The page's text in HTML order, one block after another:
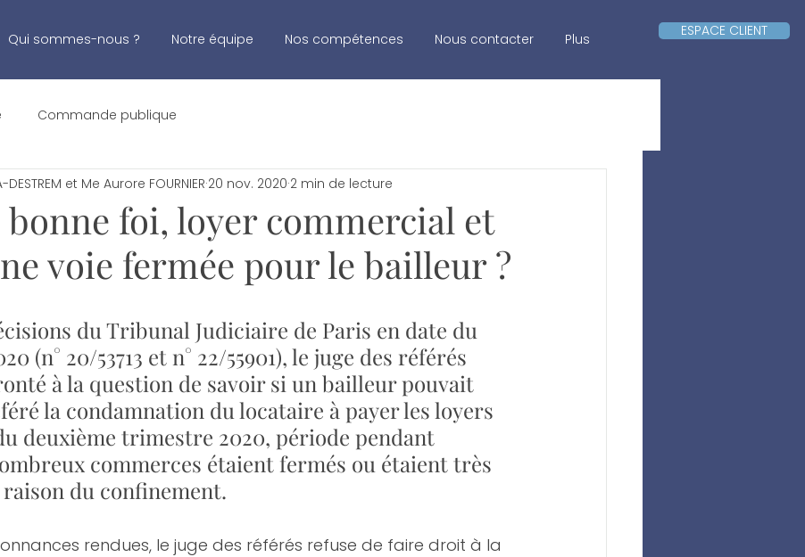
Qui sommes-nous ? Notre équipe Nos compétences Nous contacter Plus ESPACE CLIENT
Commande publique
bonne foi, loyer commercial et
voie fermée pour le bailleur ?
et Me Aurore FOURNIER 20 nov. 2020 2 min de lecture
du Tribunal Judiciaire de Paris en date du
(n° 20/53713 et n° 22/55901), le juge des référés
à la question de savoir si un bailleur pouvait
la condamnation du locataire à payer les loyers
deuxième trimestre 2020, période pendant
commerces étaient fermés ou étaient très
du confinement.
rendues, le juge des référés refuse de faire droit à la